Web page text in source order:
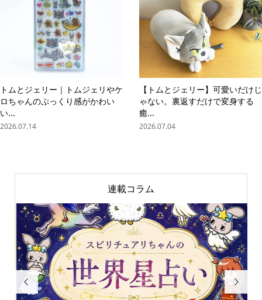
トムとジェリー｜トムジェリやケ
ロちゃんのぷっくり感がかわい
い...
2026.07.14
【トムとジェリー】可愛いだけじ
ゃない。裏返すだけで変身する
癒...
2026.07.04
連載コラム
 